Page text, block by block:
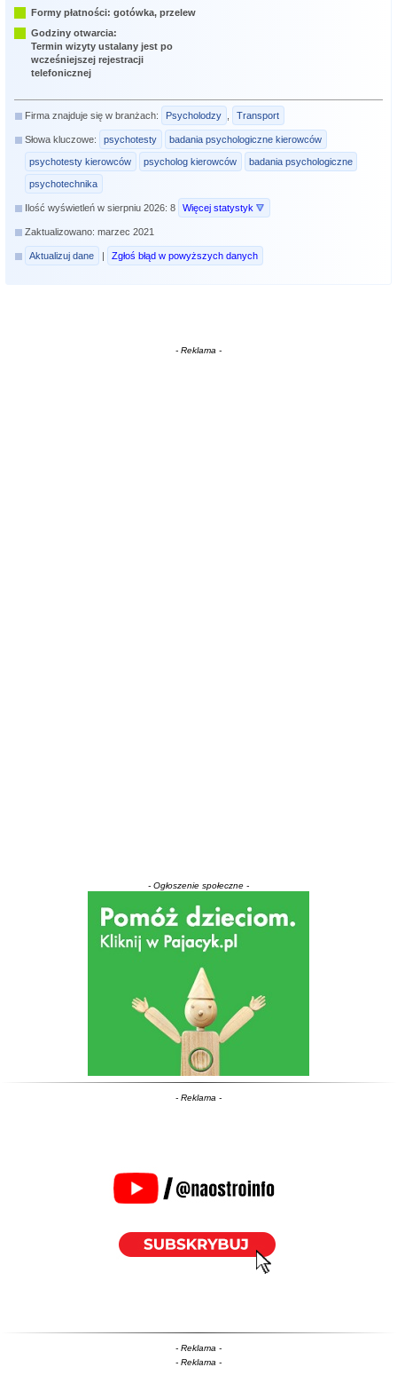
Formy płatności: gotówka, przelew
Godziny otwarcia:
Termin wizyty ustalany jest po
wcześniejszej rejestracji
telefonicznej
Firma znajduje się w branżach: Psycholodzy Transport
Słowa kluczowe: psychotesty badania psychologiczne kierowców
psychotesty kierowców psycholog kierowców badania psychologiczne
psychotechnika
Ilość wyświetleń w sierpniu 2026: 8 Więcej statystyk
Zaktualizowano: marzec 2021
Aktualizuj dane | Zgłoś błąd w powyższych danych
- Reklama -
- Ogłoszenie społeczne -
- Reklama -
- Reklama -
- Reklama -